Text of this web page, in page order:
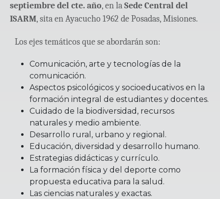
septiembre del cte. año, en laSede Central del
ISARM, sita en Ayacucho 1962 de Posadas, Misiones.
Los ejes temáticos que se abordarán son:
Comunicación, arte y tecnologías de la
comunicación.
Aspectos psicológicos y socioeducativos en la
formación integral de estudiantes y docentes.
Cuidado de la biodiversidad, recursos
naturales y medio ambiente.
Desarrollo rural, urbano y regional.
Educación, diversidad y desarrollo humano.
Estrategias didácticas y currículo.
La formación física y del deporte como
propuesta educativa para la salud.
Las ciencias naturales y exactas.